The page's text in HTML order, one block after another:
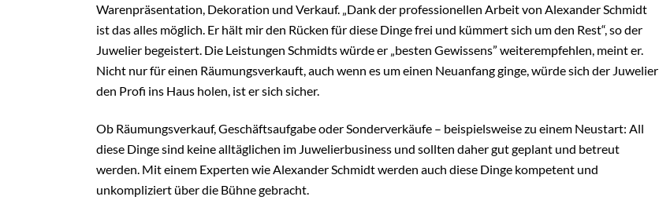
Warenpräsentation, Dekoration und Verkauf. „Dank der professionellen Arbeit von Alexander Schmidt
ist das alles möglich. Er hält mir den Rücken für diese Dinge frei und kümmert sich um den Rest“, so der
Juwelier begeistert. Die Leistungen Schmidts würde er „besten Gewissens” weiterempfehlen, meint er.
Nicht nur für einen Räumungsverkauft, auch wenn es um einen Neuanfang ginge, würde sich der Juwelier
den Profi ins Haus holen, ist er sich sicher.
Ob Räumungsverkauf, Geschäftsaufgabe oder Sonderverkäufe – beispielsweise zu einem Neustart: All
diese Dinge sind keine alltäglichen im Juwelierbusiness und sollten daher gut geplant und betreut
werden. Mit einem Experten wie Alexander Schmidt werden auch diese Dinge kompetent und
unkompliziert über die Bühne gebracht.